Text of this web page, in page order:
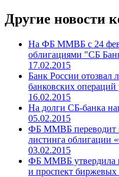
Другие новости
На ФБ ММВБ с 24
облигациями "СБ
17.02.2015
Банк России отозвал
банковских
16.02.2015
На долги СБ-банка
05.02.2015
ФБ ММВБ переводит